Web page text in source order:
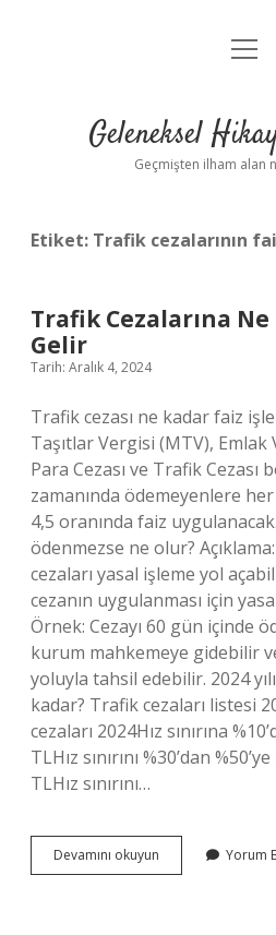
Anasayfa
Yasal
Geleneksel
Geçmişten ilham alan
Etiket: Trafik cezalarının
Trafik Cezalarına
Gelir
Tarih: Aralık 4, 2024
Trafik cezası ne kadar faiz
Taşıtlar Vergisi (MTV), Emlak
Para Cezası ve Trafik
zamanında ödemeyenlere her
4,5 oranında faiz
ödenmezse ne olur?
cezaları yasal işleme yol
cezanın uygulanması için
Örnek: Cezayı 60 gün içinde
kurum mahkemeye gidebilir
yoluyla tahsil edebilir. 2024
kadar? Trafik cezaları listesi
cezaları 2024Hız sınırına
TLHız sınırını %30’dan
TLHız sınırını…
Devamını okuyun
Cezalarına
Yorum